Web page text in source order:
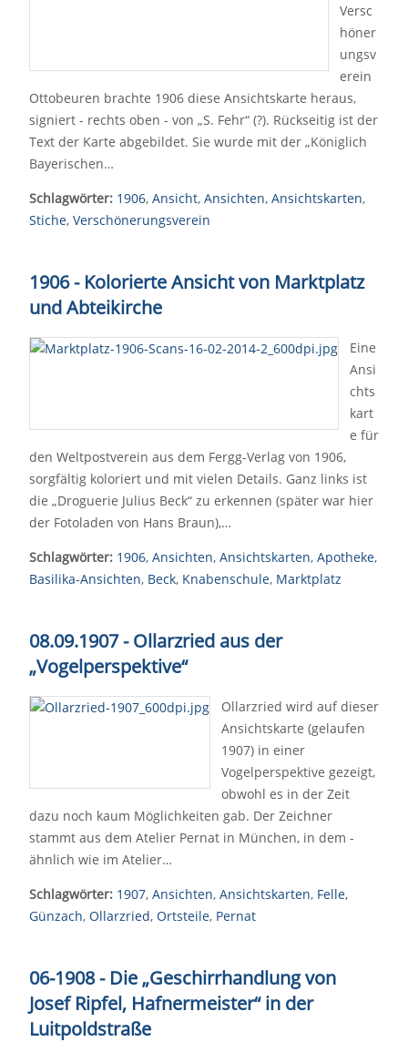
Versc
höner
ungsv
erein
Ottobeuren brachte 1906 diese Ansichtskarte heraus,
signiert - rechts oben - von „S. Fehr“ (?). Rückseitig ist der
Text der Karte abgebildet. Sie wurde mit der „Königlich
Bayerischen…
Schlagwörter: 1906, Ansicht, Ansichten, Ansichtskarten,
Stiche, Verschönerungsverein
1906 - Kolorierte Ansicht von Marktplatz
und Abteikirche
Eine
Ansi
chts
kart
e für
den Weltpostverein aus dem Fergg-Verlag von 1906,
sorgfältig koloriert und mit vielen Details. Ganz links ist
die „Droguerie Julius Beck“ zu erkennen (später war hier
der Fotoladen von Hans Braun),…
Schlagwörter: 1906, Ansichten, Ansichtskarten, Apotheke,
Basilika-Ansichten, Beck, Knabenschule, Marktplatz
08.09.1907 - Ollarzried aus der
„Vogelperspektive“
Ollarzried wird auf dieser
Ansichtskarte (gelaufen
1907) in einer
Vogelperspektive gezeigt,
obwohl es in der Zeit
dazu noch kaum Möglichkeiten gab. Der Zeichner
stammt aus dem Atelier Pernat in München, in dem -
ähnlich wie im Atelier…
Schlagwörter: 1907, Ansichten, Ansichtskarten, Felle,
Günzach, Ollarzried, Ortsteile, Pernat
06-1908 - Die „Geschirrhandlung von
Josef Ripfel, Hafnermeister“ in der
Luitpoldstraße